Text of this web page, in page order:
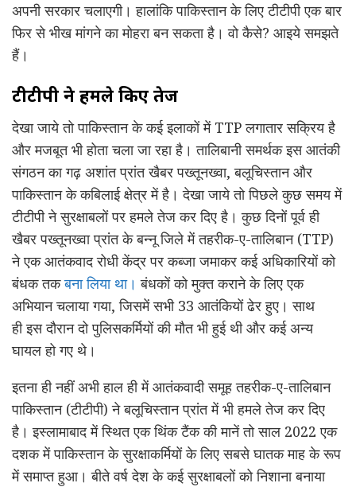
अपनी सरकार चलाएगी। हालांकि पाकिस्तान के लिए टीटीपी एक बार
फिर से भीख मांगने का मोहरा बन सकता है। वो कैसे? आइये समझते
हैं।
टीटीपी ने हमले किए तेज
देखा जाये तो पाकिस्तान के कई इलाकों में TTP लगातार सक्रिय है
और मजबूत भी होता चला जा रहा है। तालिबानी समर्थक इस आतंकी
संगठन का गढ़ अशांत प्रांत खैबर पख्तूनख्वा, बलूचिस्तान और
पाकिस्तान के कबिलाई क्षेत्र में है। देखा जाये तो पिछले कुछ समय में
टीटीपी ने सुरक्षाबलों पर हमले तेज कर दिए है। कुछ दिनों पूर्व ही
खैबर पख्तूनख्वा प्रांत के बन्नू जिले में तहरीक-ए-तालिबान (TTP)
ने एक आतंकवाद रोधी केंद्र पर कब्जा जमाकर कई अधिकारियों को
बंधक तकबना लिया था। बंधकों को मुक्त कराने के लिए एक
अभियान चलाया गया, जिसमें सभी 33 आतंकियों ढेर हुए। साथ
ही इस दौरान दो पुलिसकर्मियों की मौत भी हुई थी और कई अन्य
घायल हो गए थे।
इतना ही नहीं अभी हाल ही में आतंकवादी समूह तहरीक-ए-तालिबान
पाकिस्तान (टीटीपी) ने बलूचिस्तान प्रांत में भी हमले तेज कर दिए
है। इस्लामाबाद में स्थित एक थिंक टैंक की मानें तो साल 2022 एक
दशक में पाकिस्तान के सुरक्षाकर्मियों के लिए सबसे घातक माह के रूप
में समाप्त हुआ। बीते वर्ष देश के कई सुरक्षाबलों को निशाना बनाया